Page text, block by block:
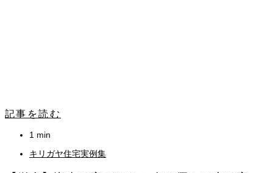
記事を読む
1 min
キリガヤ住宅実例集